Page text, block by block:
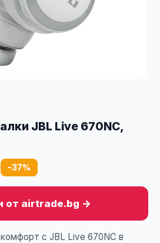
JBL Live 670NC,
-37%
от airtrade.bg →
с JBL Live 670NC в